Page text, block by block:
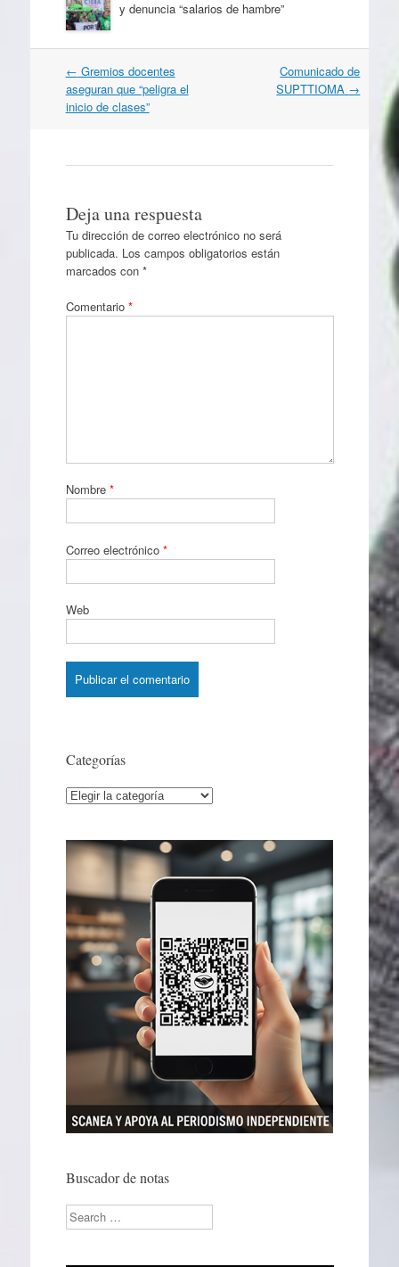
y denuncia “salarios de hambre”
Navegación
por
artículos
← Gremios docentes
aseguran que “peligra el
inicio de clases”
Comunicado de
SUPTTIOMA →
Deja una respuesta
Tu dirección de correo electrónico no será
publicada. Los campos obligatorios están
marcados con *
Comentario *
Nombre *
Correo electrónico *
Web
Categorías
Categorías
Buscador de notas
Search